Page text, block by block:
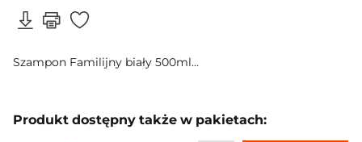
Szampon Familijny biały 500ml...
Produkt dostępny także w pakietach: